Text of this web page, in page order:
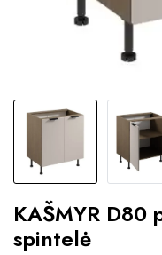
KAŠMYR D80
spintelė